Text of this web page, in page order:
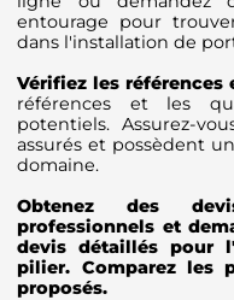
entourage pour
dans l'installation de
Vérifiez les
références et les
potentiels. Assurez-
assurés et possèdent
domaine.
Obtenez des
professionnels et
devis détaillés pour
pilier. Comparez les
proposés.